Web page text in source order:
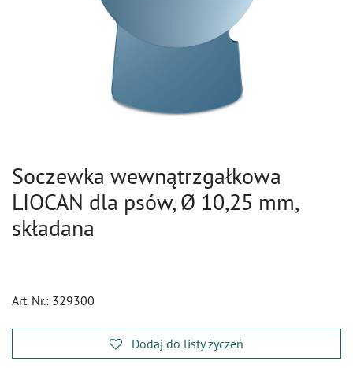
Soczewka wewnątrzgałkowa
LIOCAN dla psów, Ø 10,25 mm,
składana
Art. Nr.: 329300
Dodaj do listy życzeń